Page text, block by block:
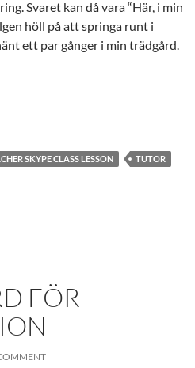
Svaret kan då vara “Här, i min
höll på att springa runt i
ett par gånger i min trädgård.
SKYPE CLASS LESSON
TUTOR
FÖR